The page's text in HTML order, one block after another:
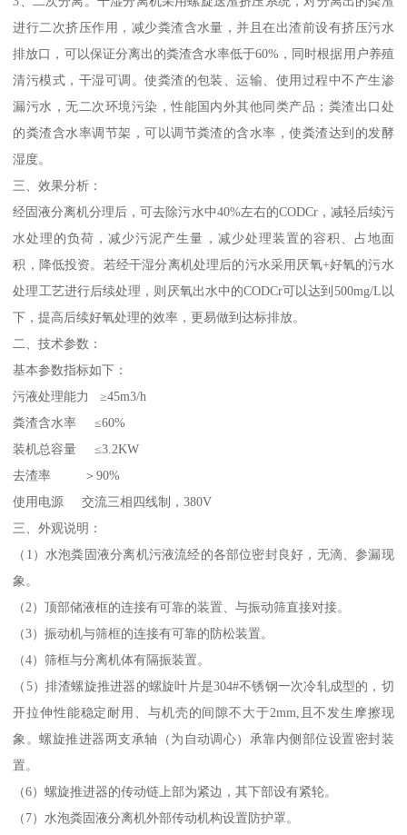
进行二次挤压作用，减少粪渣含水量，并且在出渣前设有挤压污水
排放口，可以保证分离出的粪渣含水率低于60%，同时根据用户养殖
清污模式，干湿可调。使粪渣的包装、运输、使用过程中不产生渗
漏污水，无二次环境污染，性能国内外其他同类产品；粪渣出口处
的粪渣含水率调节架，可以调节粪渣的含水率，使粪渣达到的发酵
湿度。
三、效果分析：
经固液分离机分理后，可去除污水中40%左右的CODCr，减轻后续污
水处理的负荷，减少污泥产生量，减少处理装置的容积、占地面
积，降低投资。若经干湿分离机处理后的污水采用厌氧+好氧的污水
处理工艺进行后续处理，则厌氧出水中的CODCr可以达到500mg/L以
下，提高后续好氧处理的效率，更易做到达标排放。
二、技术参数：
基本参数指标如下：
污液处理能力 ≥45m3/h
粪渣含水率 ≤60%
装机总容量 ≤3.2KW
去渣率 ＞90%
使用电源 交流三相四线制，380V
三、外观说明：
（1）水泡粪固液分离机污液流经的各部位密封良好，无滴、参漏现
象。
（2）顶部储液框的连接有可靠的装置、与振动筛直接对接。
（3）振动机与筛框的连接有可靠的防松装置。
（4）筛框与分离机体有隔振装置。
（5）排渣螺旋推进器的螺旋叶片是304#不锈钢一次冷轧成型的，切
开拉伸性能稳定耐用、与机壳的间隙不大于2mm,且不发生摩擦现
象。螺旋推进器两支承轴（为自动调心）承靠内侧部位设置密封装
置。
（6）螺旋推进器的传动链上部为紧边，其下部设有紧轮。
（7）水泡粪固液分离机外部传动机构设置防护罩。